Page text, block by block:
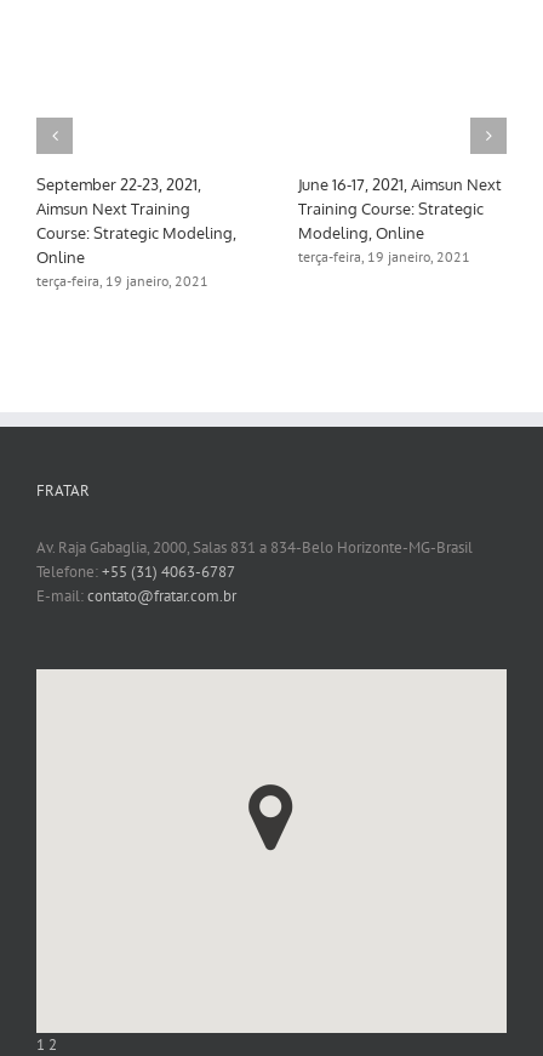
September 22-23, 2021,
Aimsun Next Training
Course: Strategic Modeling,
Online
terça-feira, 19 janeiro, 2021
June 16-17, 2021, Aimsun Next
Training Course: Strategic
Modeling, Online
terça-feira, 19 janeiro, 2021
FRATAR
Av. Raja Gabaglia, 2000, Salas 831 a 834-Belo Horizonte-MG-Brasil
Telefone:+55 (31) 4063-6787
E-mail:contato@fratar.com.br
1 2